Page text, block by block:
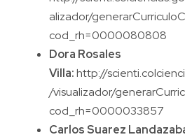
alizador/
cod_rh=0000080808
Dora Rosales
Villa:http://
/visualizador/
cod_rh=0000033857
Carlos Suarez